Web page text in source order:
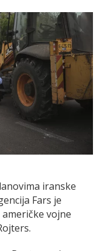
iranske
Fars je
vojne